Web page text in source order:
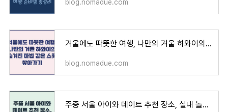
blog.nomadue.com
겨울에도 따뜻한 여행, 나만의 겨울 하와이의 숨겨진 마법 같은 스폿 찾아가기
blog.nomadue.com
주중 서울 아이와 데이트 추천 장소, 실내 놀이공원과 카페 2025년